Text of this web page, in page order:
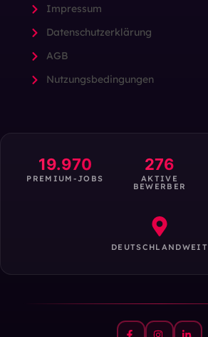
Impressum
Datenschutzerklärung
AGB
Nutzungsbedingungen
19.970
PREMIUM-JOBS
276
AKTIVE
BEWERBER
DEUTSCHLANDWEIT